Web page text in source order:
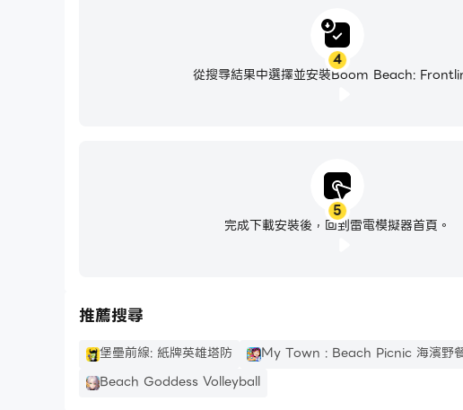
在遊戲中通過設置 > 聯繫我們聯繫我們 — 或訪問
隱私政策：
4
從搜尋結果中選擇並安裝Boom Beach:
5
完成下載安裝後，回到雷電模擬器首頁。
推薦搜尋
堡壘前線: 紙牌英雄塔防 My Town : Beach Picnic 海濱野
Beach Goddess Volleyball